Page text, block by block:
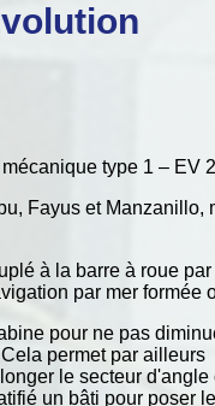
type 1 – EV
Fayus et
à la barre à roue
par mer formée
pour ne pas
permet par
le secteur
un bâti pour poser